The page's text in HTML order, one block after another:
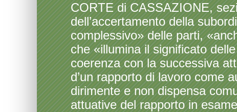
CORTE di CASSAZIONE,
dell’accertamento della
complessivo» delle parti,
che «illumina il significato
coerenza con la successiva
d’un rapporto di lavoro come
dirimente e non dispensa
attuative del rapporto in